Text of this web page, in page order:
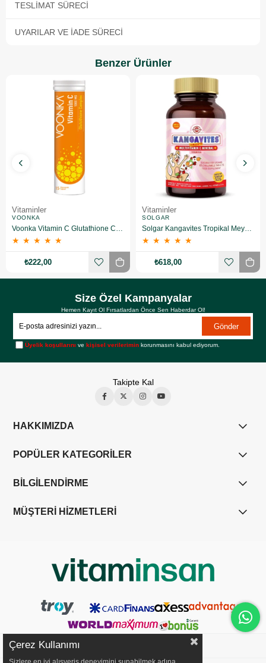
TESLIMAT SÜRECI
UYARILAR VE İADE SÜRECI
Benzer Ürünler
Vitaminler
VOONKA
Voonka Vitamin C Glutathione Complex Efervesan 15 Tablet
★ ★ ★ ★ ★
₺222,00
Vitaminler
SOLGAR
Solgar Kangavites Tropikal Meyve Aromalı 60 Tablet
★ ★ ★ ★ ★
₺618,00
Size Özel Kampanyalar
Hemen Kayıt Ol Fırsatlardan Önce Sen Haberdar Ol!
Gönder
Üyelik koşullarını vekişisel verilerimin korunmasını kabul ediyorum.
Takipte Kal
HAKKIMIZDA
POPÜLER KATEGORİLER
BİLGİLENDİRME
MÜŞTERİ HİZMETLERİ
Çerez Kullanımı